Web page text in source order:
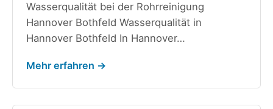
Wasserqualität bei der Rohrreinigung
Hannover Bothfeld Wasserqualität in
Hannover Bothfeld In Hannover…
Mehr erfahren →